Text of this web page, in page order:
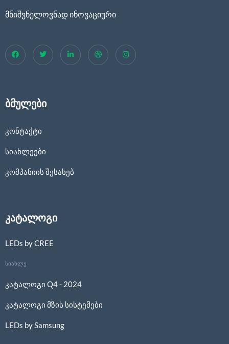
მნიშვნელოვნად ინოვაციური
ბმულები
კონტაქტი
სიახლეები
კომპანიის შესახებ
კატალოგი
LEDs by CREE
სიახლე
კატალოგი Q4 - 2024
კატალოგი მზის სისტემები
LEDs by Samsung